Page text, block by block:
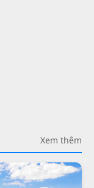
Xem thêm